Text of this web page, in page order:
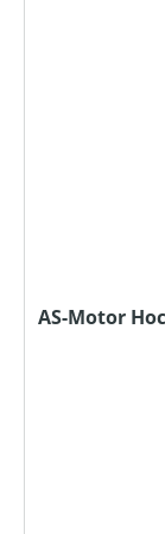
AS-Motor